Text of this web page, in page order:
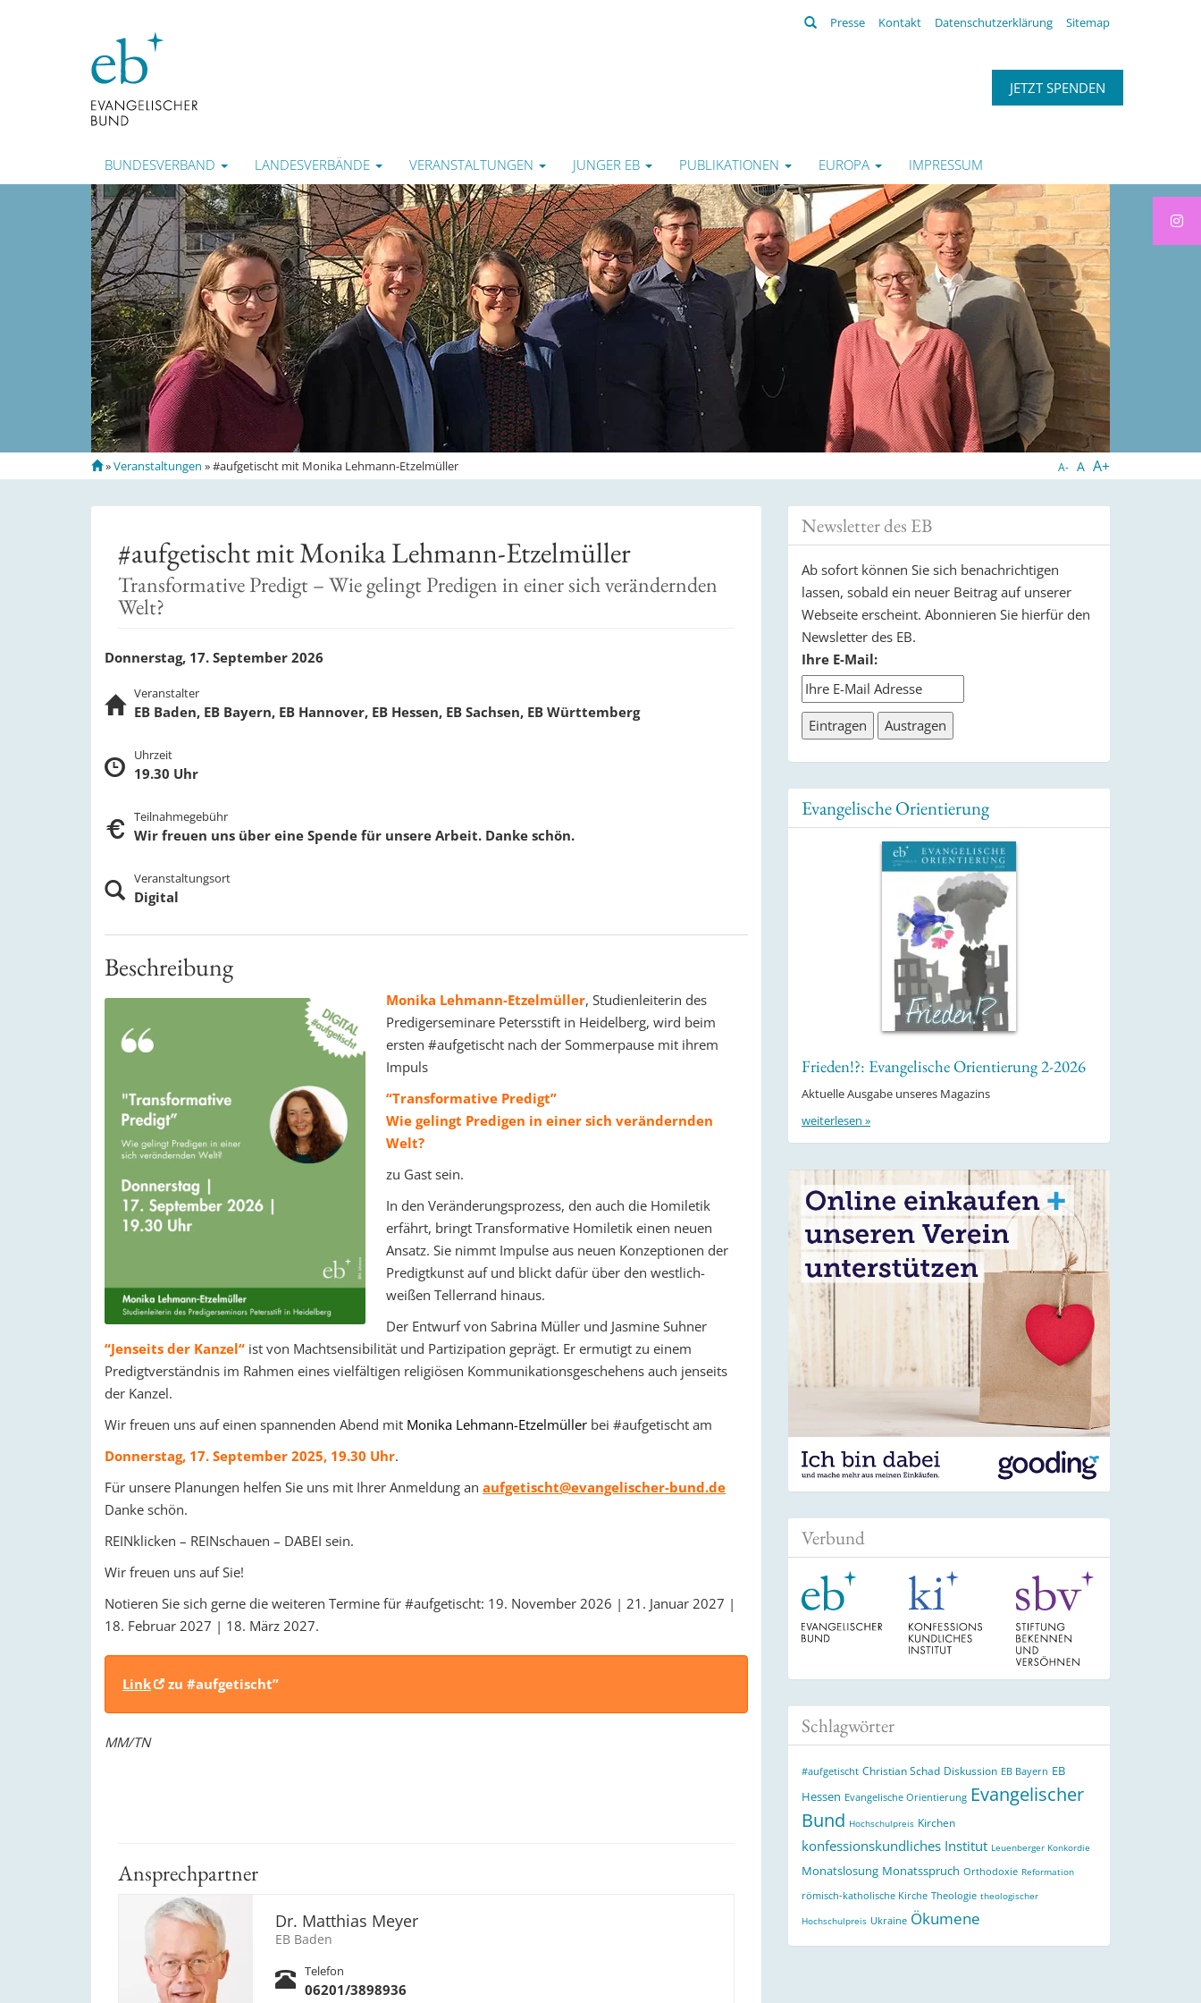
Suchen
Presse Kontakt Datenschutzerklärung Sitemap
JETZT SPENDEN
BUNDESVERBAND LANDESVERBÄNDE VERANSTALTUNGEN JUNGER EB PUBLIKATIONEN EUROPA IMPRESSUM
S
t
»Veranstaltungen »#aufgetischt mit Monika Lehmann-Etzelmüller A- A A+
#aufgetischt mit Monika Lehmann-Etzelmüller
Transformative Predigt – Wie gelingt Predigen in einer sich verändernden
Welt?
Donnerstag, 17. September 2026
Veranstalter
EB Baden, EB Bayern, EB Hannover, EB Hessen, EB Sachsen, EB Württemberg
Uhrzeit
19.30 Uhr
Teilnahmegebühr
Wir freuen uns über eine Spende für unsere Arbeit. Danke schön.
Veranstaltungsort
Digital
Beschreibung
Monika Lehmann-Etzelmüller, Studienleiterin des
Predigerseminare Petersstift in Heidelberg, wird beim
ersten #aufgetischt nach der Sommerpause mit ihrem
Impuls
“Transformative Predigt”
Wie gelingt Predigen in einer sich verändernden
Welt?
zu Gast sein.
In den Veränderungsprozess, den auch die Homiletik
erfährt, bringt Transformative Homiletik einen neuen
Ansatz. Sie nimmt Impulse aus neuen Konzeptionen der
Predigtkunst auf und blickt dafür über den westlich-
weißen Tellerrand hinaus.
Der Entwurf von Sabrina Müller und Jasmine Suhner
“Jenseits der Kanzel“ ist von Machtsensibilität und Partizipation geprägt. Er ermutigt zu einem
Predigtverständnis im Rahmen eines vielfältigen religiösen Kommunikationsgeschehens auch jenseits
der Kanzel.
Wir freuen uns auf einen spannenden Abend mit Monika Lehmann-Etzelmüller bei #aufgetischt am
Donnerstag, 17. September 2025, 19.30 Uhr.
Für unsere Planungen helfen Sie uns mit Ihrer Anmeldung an aufgetischt@evangelischer-bund.de
Danke schön.
REINklicken – REINschauen – DABEI sein.
Wir freuen uns auf Sie!
Notieren Sie sich gerne die weiteren Termine für #aufgetischt: 19. November 2026 | 21. Januar 2027 |
18. Februar 2027 | 18. März 2027.
Link zu #aufgetischt”
MM/TN
Ansprechpartner
Dr. Matthias Meyer
EB Baden
Telefon
06201/3898936
Newsletter des EB
Ab sofort können Sie sich benachrichtigen
lassen, sobald ein neuer Beitrag auf unserer
Webseite erscheint. Abonnieren Sie hierfür den
Newsletter des EB.
Ihre E-Mail:
Evangelische Orientierung
Frieden!?: Evangelische Orientierung 2-2026
Aktuelle Ausgabe unseres Magazins
weiterlesen »
Verbund
Schlagwörter
#aufgetischt Christian Schad Diskussion EB Bayern EB
Hessen Evangelische Orientierung Evangelischer
Bund Hochschulpreis Kirchen
konfessionskundliches Institut Leuenberger Konkordie
Monatslosung Monatsspruch Orthodoxie Reformation
römisch-katholische Kirche Theologie theologischer
Hochschulpreis Ukraine Ökumene